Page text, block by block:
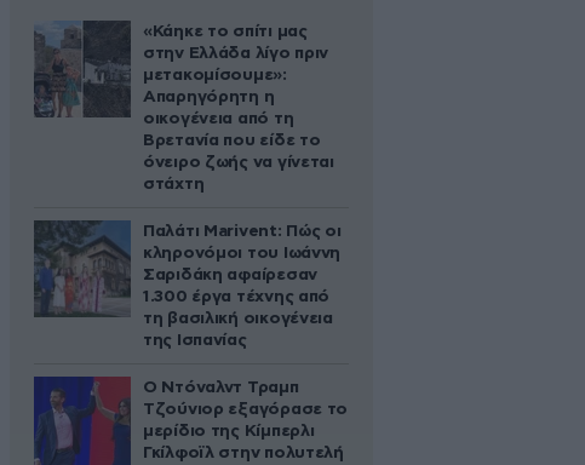
«Κάηκε το σπίτι μας
στην Ελλάδα λίγο πριν
μετακομίσουμε»:
Απαρηγόρητη η
οικογένεια από τη
Βρετανία που είδε το
όνειρο ζωής να γίνεται
στάχτη
Παλάτι Marivent: Πώς οι
κληρονόμοι του Ιωάννη
Σαριδάκη αφαίρεσαν
1.300 έργα τέχνης από
τη βασιλική οικογένεια
της Ισπανίας
Ο Ντόναλντ Τραμπ
Τζούνιορ εξαγόρασε το
μερίδιο της Κίμπερλι
Γκίλφοϊλ στην πολυτελή